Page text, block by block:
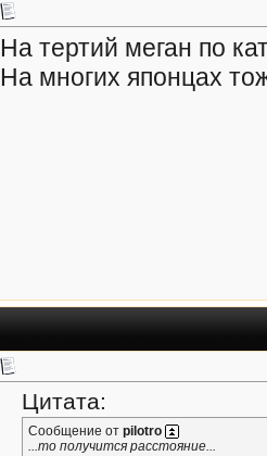
На тертий меган по
На многих японцах
Цитата:
Сообщение от pilotro
...то получится расстояние...